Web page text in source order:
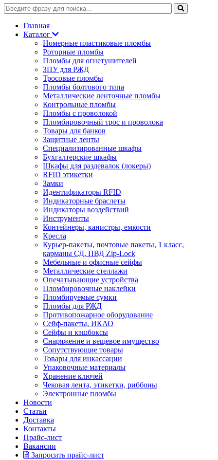
Главная
Каталог
Номерные пластиковые пломбы
Роторные пломбы
Пломбы для огнетушителей
ЗПУ для РЖД
Тросовые пломбы
Пломбы болтового типа
Металлические ленточные пломбы
Контрольные пломбы
Пломбы с проволокой
Пломбировочный трос и проволока
Товары для банков
Защитные ленты
Cпециализированные шкафы
Бухгалтерские шкафы
Шкафы для раздевалок (локеры)
RFID этикетки
Замки
Идентификаторы RFID
Индикаторные браслеты
Индикаторы воздействий
Инструменты
Контейнеры, канистры, емкости
Кресла
Курьер-пакеты, почтовые пакеты, 1 класс,
карманы СД, ПВД Zip-Lock
Мебельные и офисные сейфы
Металлические стеллажи
Опечатывающие устройства
Пломбировочные наклейки
Пломбируемые сумки
Пломбы для РЖД
Противопожарное оборудование
Сейф-пакеты, ИКАО
Сейфы и кэшбоксы
Снаряжение и вещевое имущество
Сопутствующие товары
Товары для инкассации
Упаковочные материалы
Хранение ключей
Чековая лента, этикетки, риббоны
Электронные пломбы
Новости
Статьи
Доставка
Контакты
Прайс-лист
Вакансии
Запросить прайс-лист